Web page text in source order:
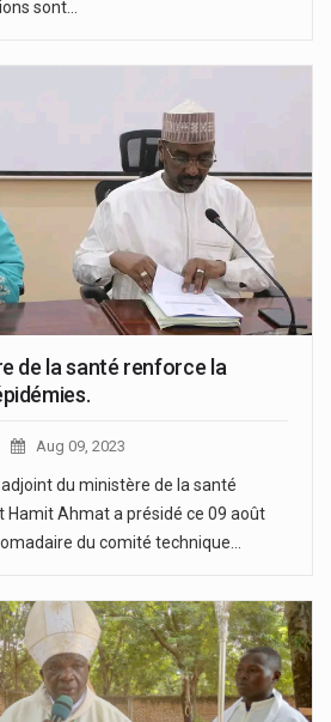
sont…
de la santé renforce la
Aug 09, 2023
adjoint du ministère de la santé
Hamit Ahmat a présidé ce 09 août
du comité technique…